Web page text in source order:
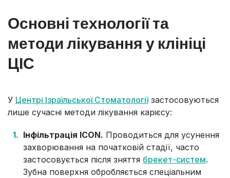
Основні технології та
методи лікування у клініці
ЦІС
У Центрі Ізраїльської Стоматологіїзастосовуються
лише сучасні методи лікування карієсу:
Інфільтрація ICON. Проводиться для усунення
захворювання на початковій стадії, часто
застосовується після зняття брекет-систем.
Зубна поверхня обробляється спеціальним